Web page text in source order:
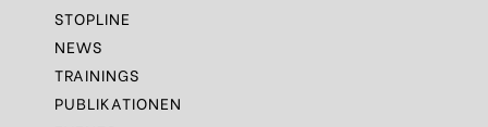
STOPLINE
NEWS
TRAININGS
PUBLIKATIONEN